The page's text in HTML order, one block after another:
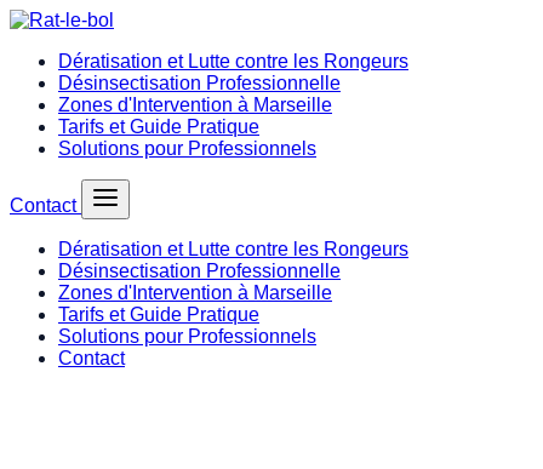
Dératisation et Lutte contre les Rongeurs
Désinsectisation Professionnelle
Zones d'Intervention à Marseille
Tarifs et Guide Pratique
Solutions pour Professionnels
Contact
Dératisation et Lutte contre les Rongeurs
Désinsectisation Professionnelle
Zones d'Intervention à Marseille
Tarifs et Guide Pratique
Solutions pour Professionnels
Contact